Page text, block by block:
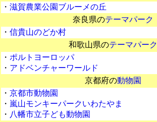
・ 滋賀農業公園ブルーメの丘
奈良県のテーマパーク
・ 信貴山のどか村
和歌山県のテーマパーク
・ ポルトヨーロッパ
・ アドベンチャーワールド
京都府の動物園
・ 京都市動物園
・ 嵐山モンキーパークいわたやま
・ 八幡市立子ども動物園